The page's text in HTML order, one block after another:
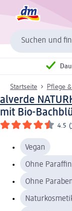
Suchen und
Startseite Pflege
alverde
mit Bio-
4.5 (
Vegan
Ohne
Ohne